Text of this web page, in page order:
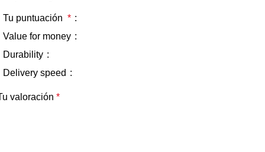
Tu puntuación *
Value for money
Durability
Delivery speed
valoración *